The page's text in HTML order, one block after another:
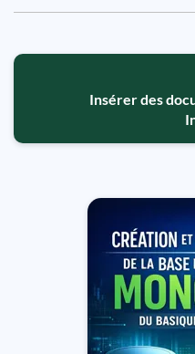
Insérer des